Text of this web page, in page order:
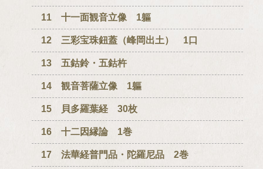
11 十一面観音立像 1軀
12 三彩宝珠鈕蓋（峰岡出土） 1口
13 五鈷鈴・五鈷杵
14 観音菩薩立像 1軀
15 貝多羅葉経 30枚
16 十二因縁論 1巻
17 法華経普門品・陀羅尼品 2巻